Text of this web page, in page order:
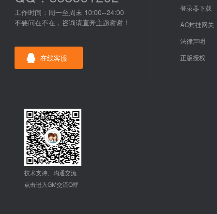
工作时间：周一至周末 10:00--24:00
不要问在不在，咨询请直奔主题谢谢！
在线客服
登录器下载
AC封挂网关
法律声明
正版授权
技术支持、沟通交流
点击进入GM交流Q群